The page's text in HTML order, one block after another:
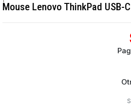
Mouse Lenovo ThinkPad USB-